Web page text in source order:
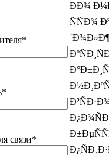
связи*
ÐÐ¾
ÑÑÐ¾